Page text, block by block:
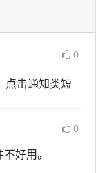
0
点击通知类短
0
好用。